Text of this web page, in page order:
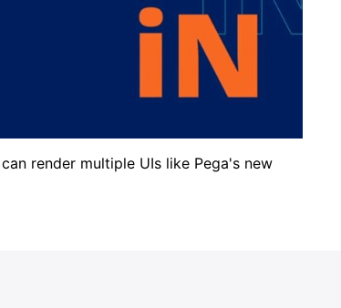
render multiple UIs like Pega's new